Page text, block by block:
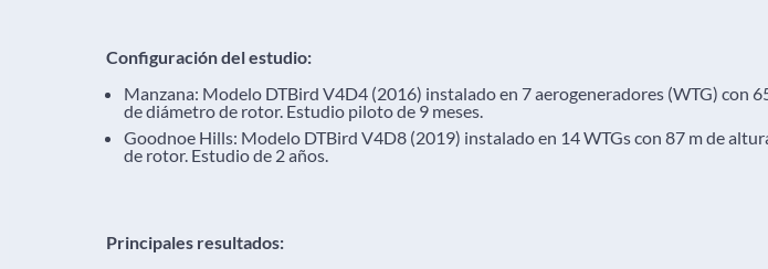
Configuración del estudio:
Manzana: Modelo DTBird V4D4 (2016) instalado en 7 aerogeneradores (WTG) con
de diámetro de rotor. Estudio piloto de 9 meses.
Goodnoe Hills: Modelo DTBird V4D8 (2019) instalado en 14 WTGs con 87 m de
de rotor. Estudio de 2 años.
Principales resultados: